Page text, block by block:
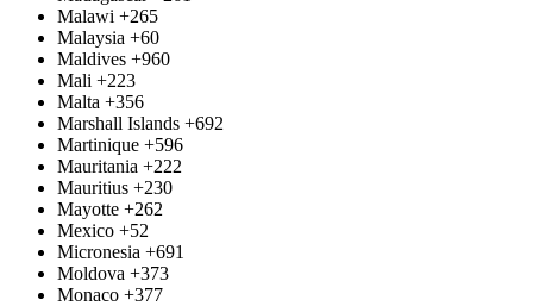
Malawi +265
Malaysia +60
Maldives +960
Mali +223
Malta +356
Marshall Islands +692
Martinique +596
Mauritania +222
Mauritius +230
Mayotte +262
Mexico +52
Micronesia +691
Moldova +373
Monaco +377